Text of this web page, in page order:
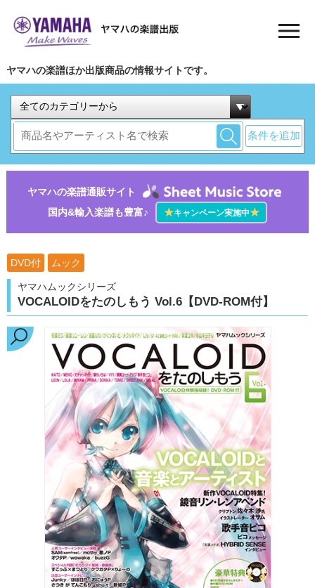
ヤマハの楽譜ほか出版商品の情報サイトです。
条件を追加
ヤマハの楽譜通販サイト
国内&輸入楽譜も豊富♪
★キャンペーン実施中★
DVD付 ムック
ヤマハムックシリーズ
VOCALOIDをたのしもう Vol.6【DVD-ROM付】